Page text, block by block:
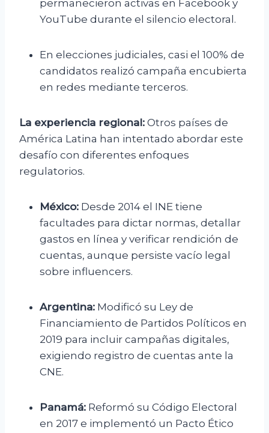
permanecieron activas en Facebook y
YouTube durante el silencio electoral.
En elecciones judiciales, casi el 100% de
candidatos realizó campaña encubierta
en redes mediante terceros.
La experiencia regional: Otros países de
América Latina han intentado abordar este
desafío con diferentes enfoques
regulatorios.
México: Desde 2014 el INE tiene
facultades para dictar normas, detallar
gastos en línea y verificar rendición de
cuentas, aunque persiste vacío legal
sobre influencers.
Argentina: Modificó su Ley de
Financiamiento de Partidos Políticos en
2019 para incluir campañas digitales,
exigiendo registro de cuentas ante la
CNE.
Panamá: Reformó su Código Electoral
en 2017 e implementó un Pacto Ético